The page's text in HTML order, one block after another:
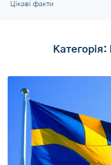
Цікаві факти
Категорія: